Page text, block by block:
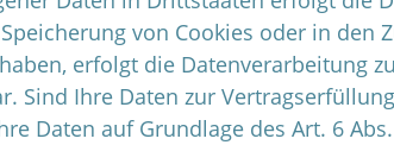
von Cookies oder in den
erfolgt die Datenverarbeitung
Sind Ihre Daten zur
Daten auf Grundlage des Art. 6 Abs.